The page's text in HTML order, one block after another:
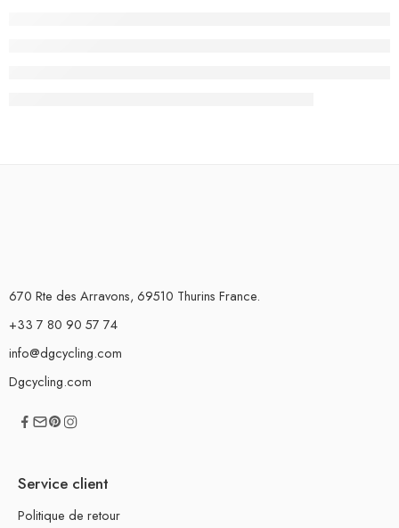
670 Rte des Arravons, 69510 Thurins France.
+33 7 80 90 57 74
info@dgcycling.com
Dgcycling.com
Service client
Politique de retour